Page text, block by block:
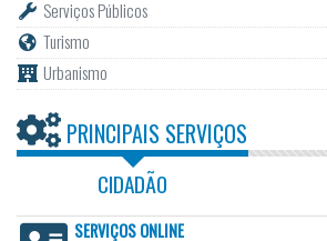
Serviços Públicos
Turismo
Urbanismo
PRINCIPAIS SERVIÇOS
CIDADÃO
SERVIÇOS ONLINE